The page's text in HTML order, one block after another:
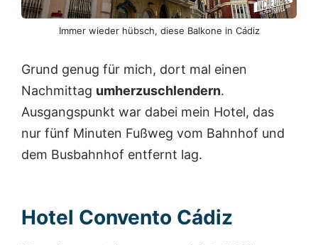
Immer wieder hübsch, diese Balkone in Cádiz
Grund genug für mich, dort mal einen
Nachmittag umherzuschlendern.
Ausgangspunkt war dabei mein Hotel, das
nur fünf Minuten Fußweg vom Bahnhof und
dem Busbahnhof entfernt lag.
Hotel Convento Cádiz